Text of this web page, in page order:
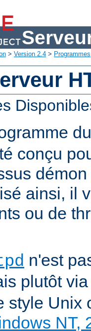
> Version 2.4 > Programmes
conçu
ainsi, il
ou de
n'est
plutôt
style Unix
NT,